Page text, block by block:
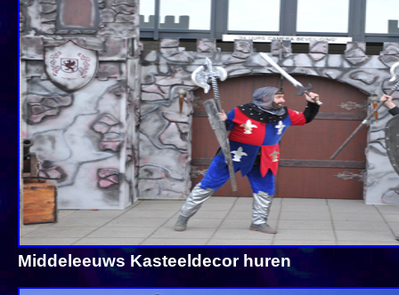
Middeleeuws Kasteeldecor huren